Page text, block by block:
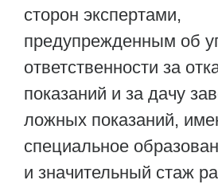
сторон экспертами,
предупрежденным об
ответственности за
показаний и за дачу
ложных показаний,
специальное
и значительный стаж